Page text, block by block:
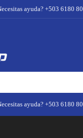
ayuda? +503 6180
ayuda? +503 6180